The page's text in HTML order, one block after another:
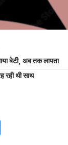
बेटी, अब तक लापता
रही थी साथ